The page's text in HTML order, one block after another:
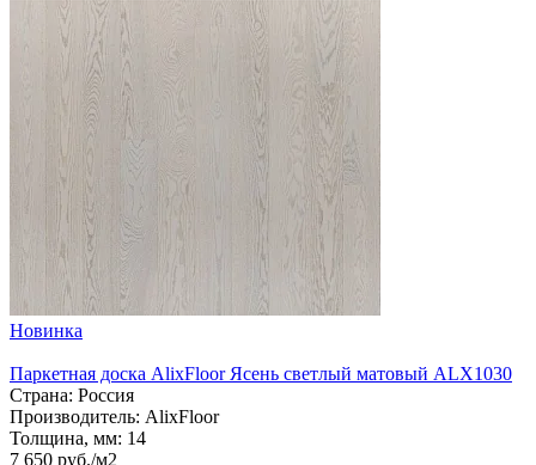
Новинка
Паркетная доска AlixFloor Ясень светлый матовый ALX1030
Страна: Россия
Производитель: AlixFloor
Толщина, мм: 14
7 650 руб./м2